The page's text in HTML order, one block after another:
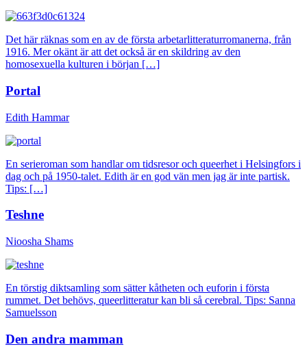
Det här räknas som en av de första arbetarlitteraturromanerna, från
1916. Mer okänt är att det också är en skildring av den
homosexuella kulturen i början […]
Portal
Edith Hammar
En serieroman som handlar om tidsresor och queerhet i Helsingfors i
dag och på 1950-talet. Edith är en god vän men jag är inte partisk.
Tips: […]
Teshne
Nioosha Shams
En törstig diktsamling som sätter kåtheten och euforin i första
rummet. Det behövs, queerlitteratur kan bli så cerebral. Tips: Sanna
Samuelsson
Den andra mamman